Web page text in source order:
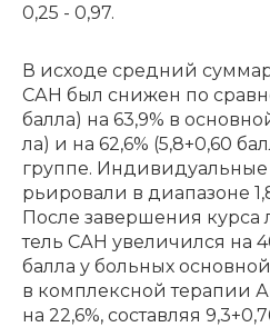
0,25 - 0,97.
В ис­хо­де сред­ний
САН был сни­жен по
бал­ла) на 63,9% в
ла) и на 62,6% (5,8+0,60
груп­пе.
рьи­ро­ва­ли в диа­па­зо­не
По­сле за­вер­ше­ния кур­са
тель САН уве­ли­чил­ся на
бал­ла у боль­ных
в ком­плекс­ной те­ра­пии
на 22,6%, со­став­ляя